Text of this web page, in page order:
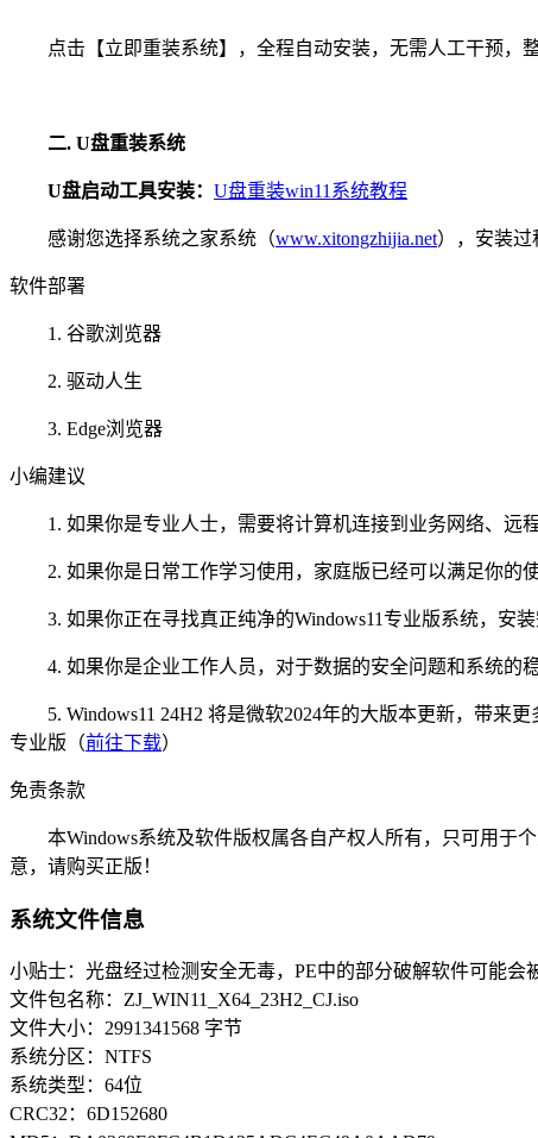
点击【立即重装系统】，全程自动安装，无需人工干预，整
二. U盘重装系统
U盘启动工具安装： U盘重装win11系统教程
感谢您选择系统之家系统（www.xitongzhijia.net），安装过
软件部署
1. 谷歌浏览器
2. 驱动人生
3. Edge浏览器
小编建议
1. 如果你是专业人士，需要将计算机连接到业务网络、远程
2. 如果你是日常工作学习使用，家庭版已经可以满足你的使
3. 如果你正在寻找真正纯净的Windows11专业版系统，安装
4. 如果你是企业工作人员，对于数据的安全问题和系统的稳
5. Windows11 24H2 将是微软2024年的大版本更新，带来更
专业版（前往下载）
免责条款
本Windows系统及软件版权属各自产权人所有，只可用于个
意，请购买正版！
系统文件信息
小贴士：光盘经过检测安全无毒，PE中的部分破解软件可能会
文件包名称：ZJ_WIN11_X64_23H2_CJ.iso
文件大小：2991341568 字节
系统分区：NTFS
系统类型：64位
CRC32：6D152680